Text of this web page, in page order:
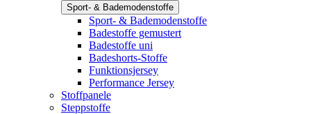
Sport- & Bademodenstoffe
Sport- & Bademodenstoffe
Badestoffe gemustert
Badestoffe uni
Badeshorts-Stoffe
Funktionsjersey
Performance Jersey
Stoffpanele
Steppstoffe